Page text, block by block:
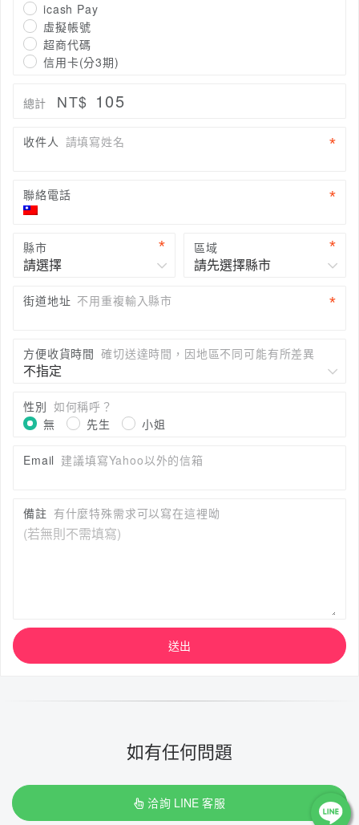
icash Pay
虛擬帳號
超商代碼
信用卡(分3期)
總計 NT$ 105
收件人 請填寫姓名
聯絡電話
縣市 區域
街道地址 不用重複輸入縣市
方便收貨時間 確切送達時間，因地區不同可能有所差異
性別 如何稱呼？
無
先生 小姐
Email 建議填寫Yahoo以外的信箱
備註 有什麼特殊需求可以寫在這裡呦
送出
如有任何問題
洽詢 LINE 客服